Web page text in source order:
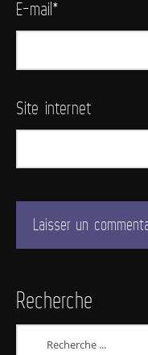
E-mail*
Site internet
Recherche